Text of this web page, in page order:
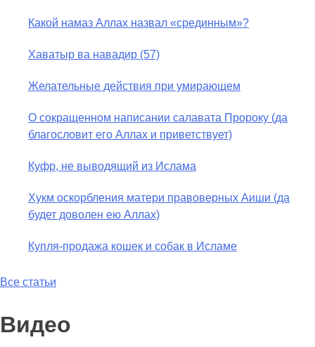
Какой намаз Аллах назвал «срединным»?
Хаватыр ва навадир (57)
Желательные действия при умирающем
О сокращенном написании салавата Пророку (да
благословит его Аллах и приветствует)
Куфр, не выводящий из Ислама
Хукм оскорбления матери правоверных Аиши (да
будет доволен ею Аллах)
Купля-продажа кошек и собак в Исламе
Все статьи
Видео